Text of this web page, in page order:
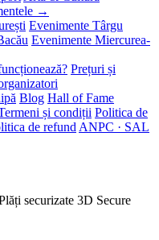
→
Evenimente Târgu
Evenimente Miercurea-
Prețuri și
Blog Hall of Fame
și condiții Politica de
de refund ANPC · SAL
securizate 3D Secure